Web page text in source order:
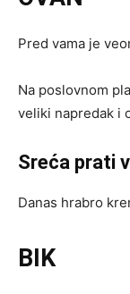
Pred vama je
Na poslovnom
veliki napredak i
Sreća prati
Danas hrabro
BIK